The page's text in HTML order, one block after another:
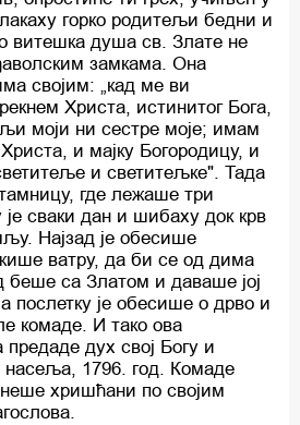
горко родитељи бедни и
витешка душа св. Злате не
замкама. Она
својим: „кад ме ви
Христа, истинитог Бога,
моји ни сестре моје; имам
и мајку Богородицу, и
и светитељке". Тада
где лежаше три
сваки дан и шибаху док крв
Најзад је обесише
ватру, да би се од дима
беше са Златом и даваше јој
послетку је обесише о дрво и
комаде. И тако ова
дух свој Богу и
насеља, 1796. год. Комаде
хришћани по својим